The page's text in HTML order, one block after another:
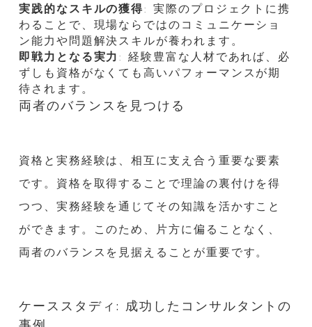
実践的なスキルの獲得: 実際のプロジェクトに携
わることで、現場ならではのコミュニケーショ
ン能力や問題解決スキルが養われます。
即戦力となる実力: 経験豊富な人材であれば、必
ずしも資格がなくても高いパフォーマンスが期
待されます。
両者のバランスを見つける
資格と実務経験は、相互に支え合う重要な要素
です。資格を取得することで理論の裏付けを得
つつ、実務経験を通じてその知識を活かすこと
ができます。このため、片方に偏ることなく、
両者のバランスを見据えることが重要です。
ケーススタディ: 成功したコンサルタントの